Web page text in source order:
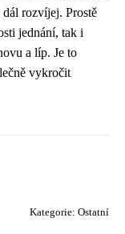
rozvíjej. Prostě
jednání, tak i
a líp. Je to
vykročit
Kategorie: Ostatní